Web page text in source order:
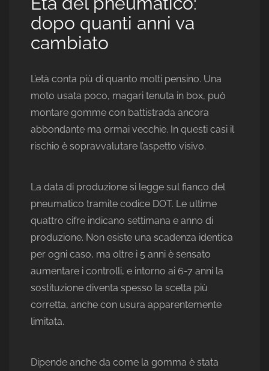
dopo quanti anni va
cambiato
L’età conta più di quanto molti pensino. Una
moto usata poco, magari tenuta in box, può
montare gomme con battistrada ancora
abbondante ma ormai vecchie. In questi casi il
rischio è sopravvalutare l’aspetto visivo.
La data di produzione si legge sul fianco del
pneumatico tramite codice DOT. Le ultime
quattro cifre indicano settimana e anno di
produzione. Non esiste una scadenza identica
per ogni caso, ma oltre i 5 anni è sensato
aumentare i controlli, e intorno ai 6-7 anni la
sostituzione diventa spesso la scelta più
corretta, anche con usura apparentemente
limitata.
Dipende anche da come la gomma è stata